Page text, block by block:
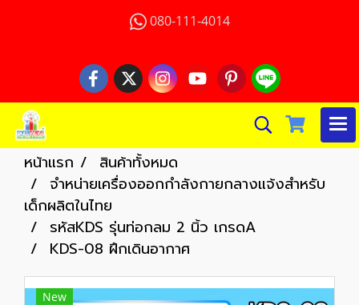
080-111-4014
หน้าแรก
สินค้าทั้งหมด
จำหน่ายเครื่องออกกำลังกายกลางแจ้งสำหรับ
เด็กผลิตในไทย
รหัสKDS รุ่นท่อกลม 2 นิ้ว เกรดA
KDS-08 ฝึกเดินอากาศ
New